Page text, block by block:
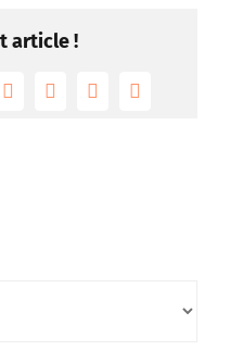
article !
TumblrPinterest
Vk Email